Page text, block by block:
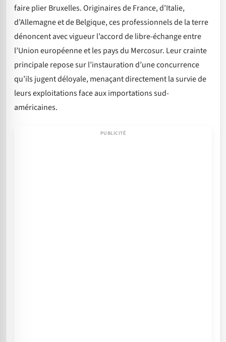
faire plier Bruxelles. Originaires de France, d’Italie,
d’Allemagne et de Belgique, ces professionnels de la terre
dénoncent avec vigueur l’accord de libre-échange entre
l’Union européenne et les pays du Mercosur. Leur crainte
principale repose sur l’instauration d’une concurrence
qu’ils jugent déloyale, menaçant directement la survie de
leurs exploitations face aux importations sud-
américaines.